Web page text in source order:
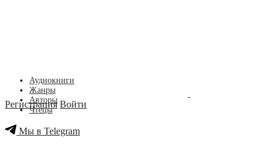
Регистрация Войти
Аудиокниги
Жанры
Авторы
Чтецы
Мы в Telegram